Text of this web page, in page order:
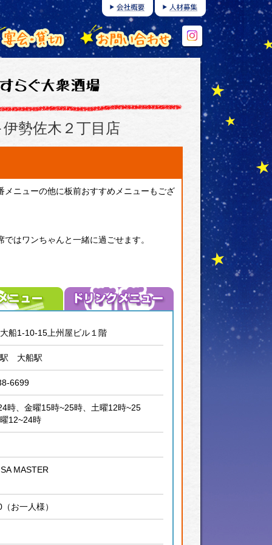
伊勢佐木２丁目店
ニューの他に板前おすすめメニューもござ
はワンちゃんと一緒に過ごせます。
船1-10-15上州屋ビル１階
駅 大船駅
6699
時、金曜15時~25時、土曜12時~25
12~24時
MASTER
お一人様）